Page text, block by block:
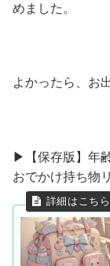
めました。
よかったら、お
▶︎【保存版】年
おでかけ持ち物